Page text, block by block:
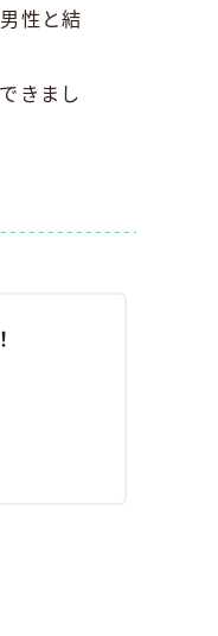
性と結
きまし